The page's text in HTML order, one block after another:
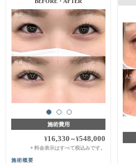
施術費用
¥16,330 ～¥548,000
＊料金表示はすべて税込みです。
施術概要